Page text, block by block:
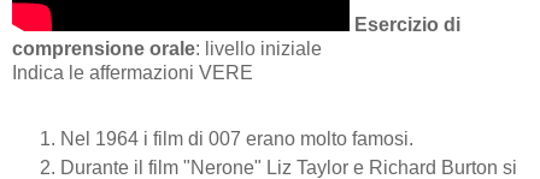
Esercizio di
comprensione orale: livello iniziale
Indica le affermazioni VERE
Nel 1964 i film di 007 erano molto famosi.
Durante il film "Nerone" Liz Taylor e Richard Burton si